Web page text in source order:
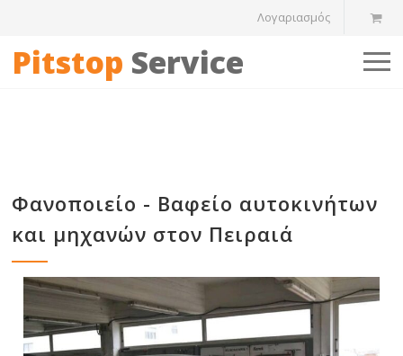
Λογαριασμός
Pitstop Service
Φανοποιείο - Βαφείο αυτοκινήτων
και μηχανών στον Πειραιά